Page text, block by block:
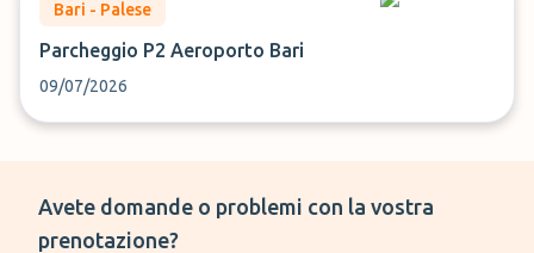
Bari - Palese
Parcheggio P2 Aeroporto Bari
09/07/2026
Avete domande o problemi con la vostra
prenotazione?